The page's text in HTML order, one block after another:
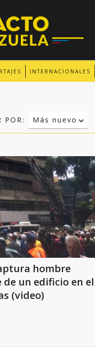
INTERNACIONALES
POR:
Más nuevo
Relevancia
hombre
un edificio en el
(video)